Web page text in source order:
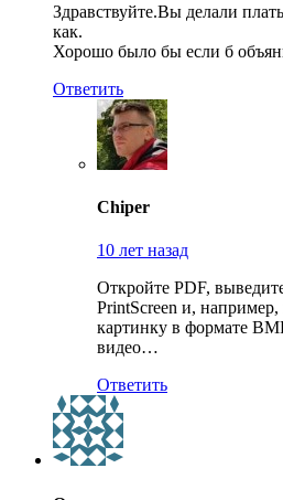
Здравствуйте.Вы делали
как.
Хорошо было бы если б
Ответить
Chiper
10 лет назад
Откройте PDF,
PrintScreen и, например,
картинку в формате
видео…
Ответить